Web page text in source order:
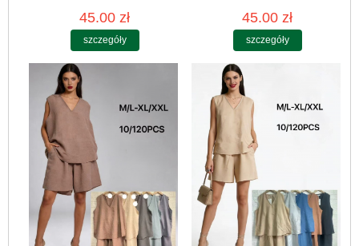
45.00 zł
szczegóły
45.00 zł
szczegóły